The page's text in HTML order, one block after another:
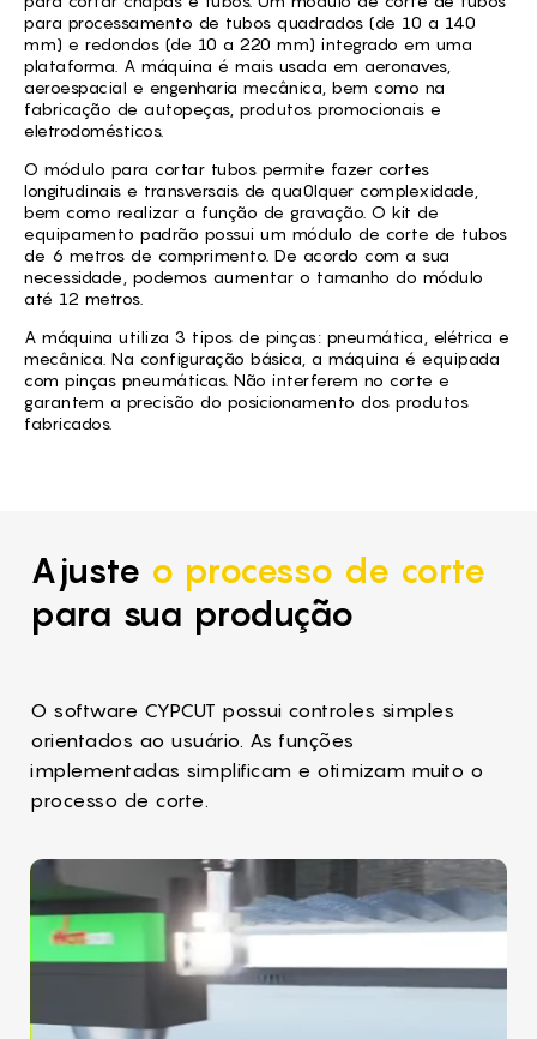
para processamento de tubos quadrados (de 10 a 140
mm) e redondos (de 10 a 220 mm) integrado em uma
plataforma. A máquina é mais usada em aeronaves,
aeroespacial e engenharia mecânica, bem como na
fabricação de autopeças, produtos promocionais e
eletrodomésticos.
O módulo para cortar tubos permite fazer cortes
longitudinais e transversais de qua0lquer complexidade,
bem como realizar a função de gravação. O kit de
equipamento padrão possui um módulo de corte de tubos
de 6 metros de comprimento. De acordo com a sua
necessidade, podemos aumentar o tamanho do módulo
até 12 metros.
A máquina utiliza 3 tipos de pinças: pneumática, elétrica e
mecânica. Na configuração básica, a máquina é equipada
com pinças pneumáticas. Não interferem no corte e
garantem a precisão do posicionamento dos produtos
fabricados.
Ajuste o processo de corte
para sua produção
O software CYPCUT possui controles simples
orientados ao usuário. As funções
implementadas simplificam e otimizam muito o
processo de corte.